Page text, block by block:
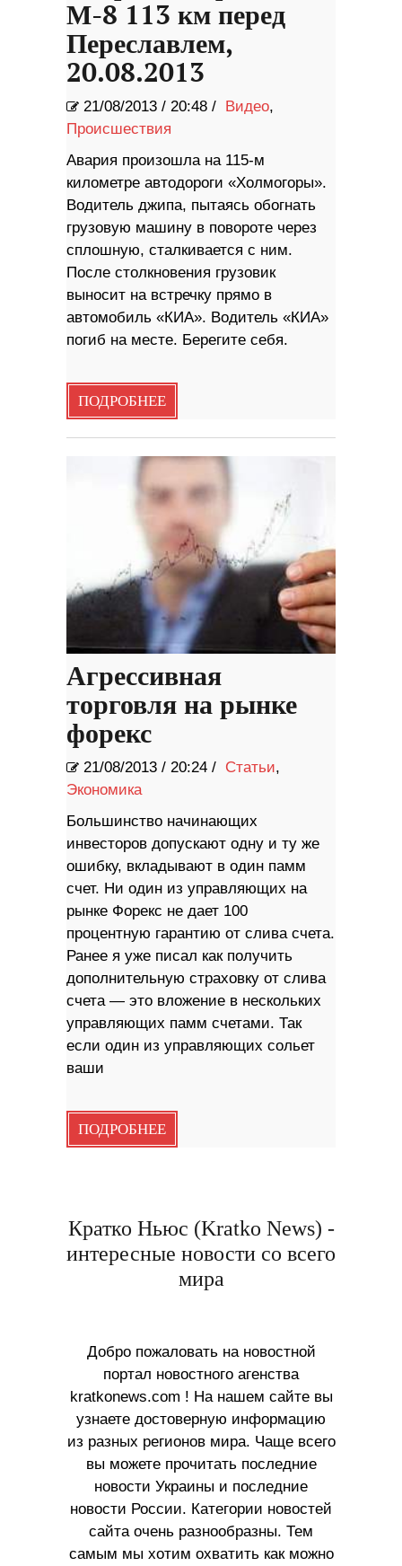
М-8 113 км перед
Переславлем,
20.08.2013
21/08/2013 / 20:48 / Видео,
Происшествия
Авария произошла на 115-м
километре автодороги «Холмогоры».
Водитель джипа, пытаясь обогнать
грузовую машину в повороте через
сплошную, сталкивается с ним.
После столкновения грузовик
выносит на встречку прямо в
автомобиль «КИА». Водитель «КИА»
погиб на месте. Берегите себя.
ПОДРОБНЕЕ
Агрессивная
торговля на рынке
форекс
21/08/2013 / 20:24 / Статьи,
Экономика
Большинство начинающих
инвесторов допускают одну и ту же
ошибку, вкладывают в один памм
счет. Ни один из управляющих на
рынке Форекс не дает 100
процентную гарантию от слива счета.
Ранее я уже писал как получить
дополнительную страховку от слива
счета — это вложение в нескольких
управляющих памм счетами. Так
если один из управляющих сольет
ваши
ПОДРОБНЕЕ
Кратко Ньюс (Kratko News) -
интересные новости со всего
мира
Добро пожаловать на новостной
портал новостного агенства
kratkonews.com ! На нашем сайте вы
узнаете достоверную информацию
из разных регионов мира. Чаще всего
вы можете прочитать последние
новости Украины и последние
новости России. Категории новостей
сайта очень разнообразны. Тем
самым мы хотим охватить как можно